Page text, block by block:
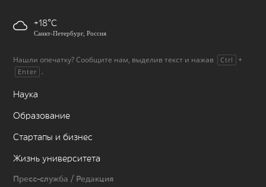
+18
Санкт-Петербург, Россия
Нашли опечатку? Сообщите нам, выделив текст и нажав Ctrl +
Enter .
Наука
Образование
Стартапы и бизнес
Жизнь университета
Пресс-служба / Редакция